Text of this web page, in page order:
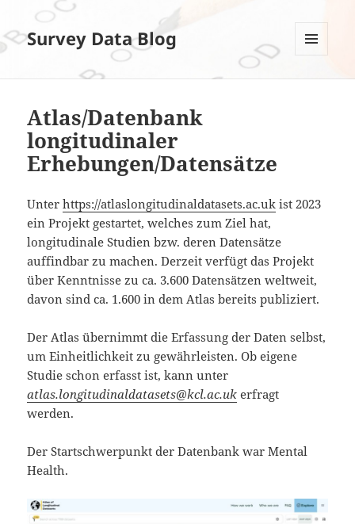
Survey Data Blog
Atlas/Datenbank
longitudinaler
Erhebungen/Datensätze
Unterhttps://atlaslongitudinaldatasets.ac.uk ist 2023
ein Projekt gestartet, welches zum Ziel hat,
longitudinale Studien bzw. deren Datensätze
auffindbar zu machen. Derzeit verfügt das Projekt
über Kenntnisse zu ca. 3.600 Datensätzen weltweit,
davon sind ca. 1.600 in dem Atlas bereits publiziert.
Der Atlas übernimmt die Erfassung der Daten selbst,
um Einheitlichkeit zu gewährleisten. Ob eigene
Studie schon erfasst ist, kann unter
atlas.longitudinaldatasets@kcl.ac.uk erfragt
werden.
Der Startschwerpunkt der Datenbank war Mental
Health.